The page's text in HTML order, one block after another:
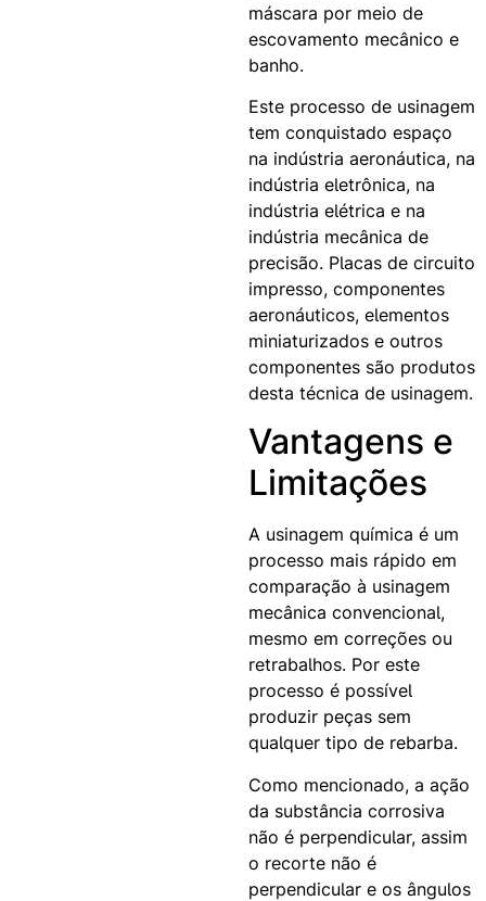
máscara por meio de
escovamento mecânico e
banho.
Este processo de usinagem
tem conquistado espaço
na indústria aeronáutica, na
indústria eletrônica, na
indústria elétrica e na
indústria mecânica de
precisão. Placas de circuito
impresso, componentes
aeronáuticos, elementos
miniaturizados e outros
componentes são produtos
desta técnica de usinagem.
Vantagens e
Limitações
A usinagem química é um
processo mais rápido em
comparação à usinagem
mecânica convencional,
mesmo em correções ou
retrabalhos. Por este
processo é possível
produzir peças sem
qualquer tipo de rebarba.
Como mencionado, a ação
da substância corrosiva
não é perpendicular, assim
o recorte não é
perpendicular e os ângulos